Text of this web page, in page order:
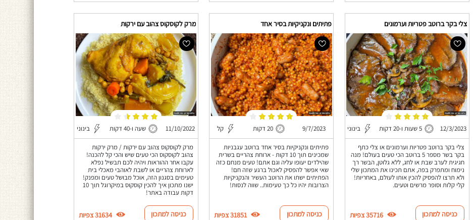
צלי בקר ברוטב פטריות וערמונים
12/3/2023 5 שעות ו-20 דקות בינוני
צלי בקר ברוטב פטריות וערמונים או צלי כתף
בקר בשר מספר 5 ברוטב הכי טעים בעולם! מנה
חגיגית לערב שבת או לחג, ללא גלוטן, הבשר רך
נימוח ומתפרק בפה, אתם תכינו את המתכון שלי
ולא תרצו להפסיק להכין אותו לעולם, באחריות!
קלי קלות וסופר מרשים וטעים.
כניסה למתכון 35716 צפיות
פתיתים ונקניקיות בסיר אחד
9/7/2023 20 דקות קל
פתיתים ונקניקיות בסיר אחד ברוטב עגבניות
שמכינים תוך 10 דקות - ארוחת צהריים בשרית
שהילדים יעופו עליה וגם אתם! טעים מנחם כזה
שאי אפשר להפסיק לאכול ברגע שזה חם!
הפתיתים ישתו את הרוטב העשיר והנקניקיות
הצרובות יהיו כל כך טעימות.. שווה לנסות!
כניסה למתכון 31851 צפיות
מרק לקוסקוס צהוב עם ירקות
11/10/2022 שעה ו-40 דקות בינוני
מרק לקוסקוס צהוב עם ירקות / מרק ירקות
צהוב לקוסקוס הכי טעים שיש והכי קל להכנה!
עקבו אחר ההוראות ויהיה לכם תבשיל נפלא
לארוחת צהריים או לשבת לאוהבי מאכלי בית
טעימים בסגנון הזה, אוכל מבושל טעים ומפנק!
ישנו מתכון איך להכין קוסקוס במיקרוגל תוך 10
דקות עבודה באתר!
כניסה למתכון 31634 צפיות